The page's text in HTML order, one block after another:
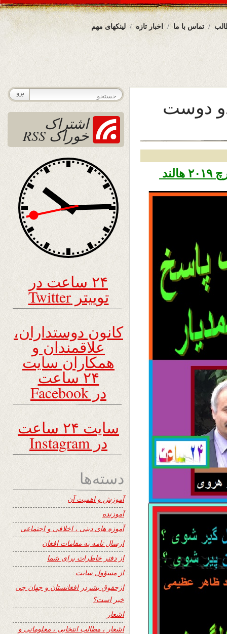
لینکهای مهم اخبار تازه تماس با ما
دوست
اشتراک
خوراک RSS
۲۴ ساعت در
توییتر Twitter
کانون دوستداران،
علاقمندان و
همکاران سایت
۲۴ ساعت
در Facebook
سایت ۲۴ ساعت
در Instagram
دسته‌ها
آموزش و اهمیت آن
آموزنده
آموزه های دینی ، اخلاقی و اجتماعی
ارسال نامه به مقامات افغان
از دفتر خاطرات برای شما
از مسؤول سایت
ازحقوق بشردر افغانستان و جهان چی
خبر است؟
اشعار
اشعار ، مطالب انتخابی ، معلوماتی و